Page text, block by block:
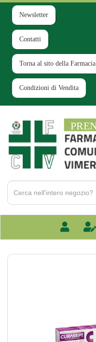
Passa
contenuto
principale
Newsletter
Contatti
Torna al sito della Farmacia
Condizioni di Vendita
Farmacia
Comunale
Cerca
Prodotto